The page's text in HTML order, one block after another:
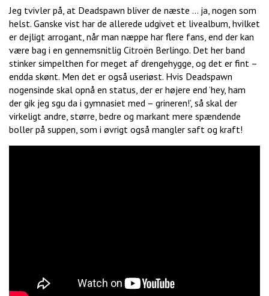
Jeg tvivler på, at Deadspawn bliver de næste … ja, nogen som
helst. Ganske vist har de allerede udgivet et livealbum, hvilket
er dejligt arrogant, når man næppe har flere fans, end der kan
være bag i en gennemsnitlig Citroën Berlingo. Det her band
stinker simpelthen for meget af drengehygge, og det er fint –
endda skønt. Men det er også useriøst. Hvis Deadspawn
nogensinde skal opnå en status, der er højere end ’hey, ham
der gik jeg sgu da i gymnasiet med – grineren!’, så skal der
virkeligt andre, større, bedre og markant mere spændende
boller på suppen, som i øvrigt også mangler saft og kraft!